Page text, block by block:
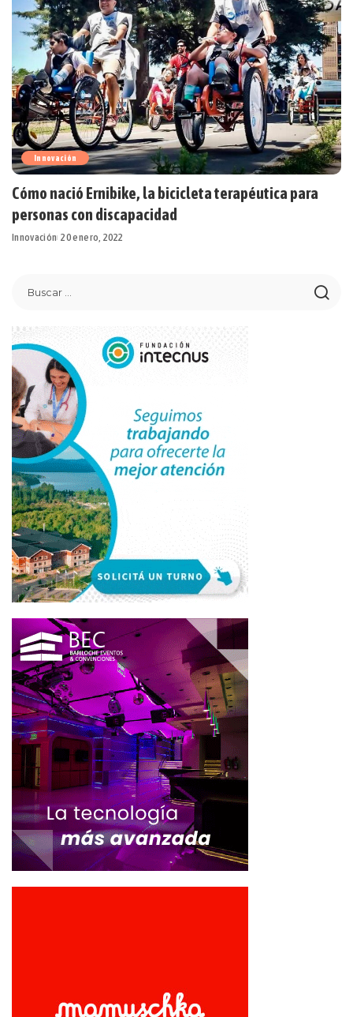
Innovación
Cómo nació Ernibike, la bicicleta terapéutica para
personas con discapacidad
Innovación 20 enero, 2022